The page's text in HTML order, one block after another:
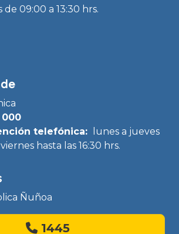
de 09:00 a 13:30 hrs.
000
telefónica:
lunes a jueves
hasta las 16:30 hrs.
Ñuñoa
1445